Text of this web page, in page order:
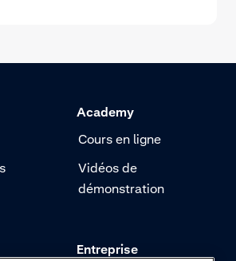
Academy
Cours en ligne
Vidéos de
démonstration
Entreprise